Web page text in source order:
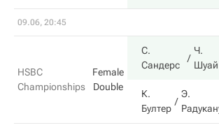
09.06, 20:45
HSBC
Championships
Female
Double
С.
Сандерс
Ч.
Шуай
К.
Бултер
Э.